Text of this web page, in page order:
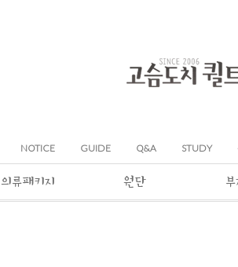
NOTICE GUIDE Q&A STUDY
의류패키지 원단